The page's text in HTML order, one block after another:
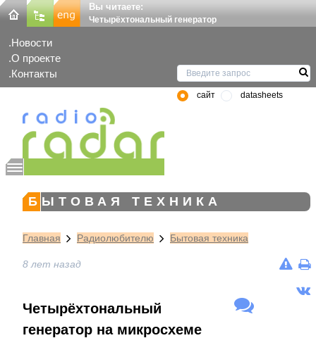
Вы читаете:
Четырёхтональный генератор
Новости
О проекте
Контакты
сайт datasheets
БЫТОВАЯ ТЕХНИКА
Главная Радиолюбителю Бытовая техника
8 лет назад
Четырёхтональный
генератор на микросхеме